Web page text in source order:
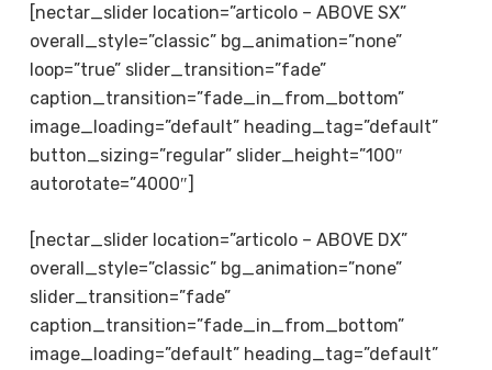
[nectar_slider location=”articolo – ABOVE SX”
overall_style=”classic” bg_animation=”none”
loop=”true” slider_transition=”fade”
caption_transition=”fade_in_from_bottom”
image_loading=”default” heading_tag=”default”
button_sizing=”regular” slider_height=”100″
autorotate=”4000″]
[nectar_slider location=”articolo – ABOVE DX”
overall_style=”classic” bg_animation=”none”
slider_transition=”fade”
caption_transition=”fade_in_from_bottom”
image_loading=”default” heading_tag=”default”